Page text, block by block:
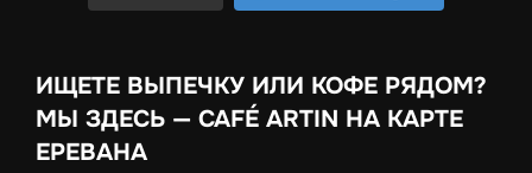
ИЩЕТЕ ВЫПЕЧКУ ИЛИ КОФЕ РЯДОМ?
МЫ ЗДЕСЬ — CAFÉ ARTIN НА КАРТЕ
ЕРЕВАНА